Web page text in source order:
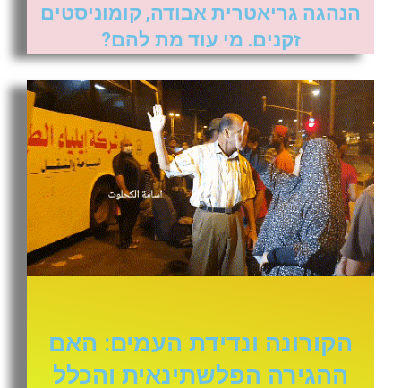
הנהגה גריאטרית אבודה, קומוניסטים
זקנים. מי עוד מת להם?
הקורונה ונדידת העמים: האם
ההגירה הפלשתינאית והכלל